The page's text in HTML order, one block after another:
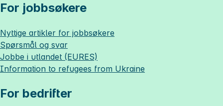
For jobbsøkere
Nyttige artikler for jobbsøkere
Spørsmål og svar
Jobbe i utlandet (EURES)
Information to refugees from Ukraine
For bedrifter